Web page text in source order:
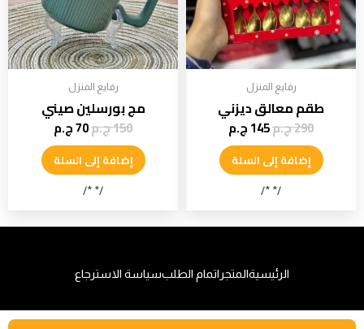
رفايع المنزل
طقم معالق ديزني
290ج.م145ج.م
إضافة إلى السلة
/* */
رفايع المنزل
مج بورسلين صيني
150ج.م70ج.م
إضافة إلى السلة
/* */
الرئيسيةالمتجر اتمام الطلبسياسة الاسترجاع